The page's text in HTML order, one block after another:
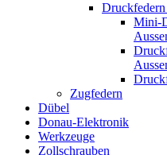
Druckfedern
Mini-
Zugfedern
Dübel
Donau-Elektronik
Werkzeuge
Zollschrauben